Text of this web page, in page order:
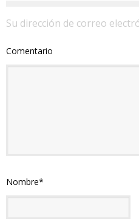
Su dirección de correo
Comentario
Nombre*